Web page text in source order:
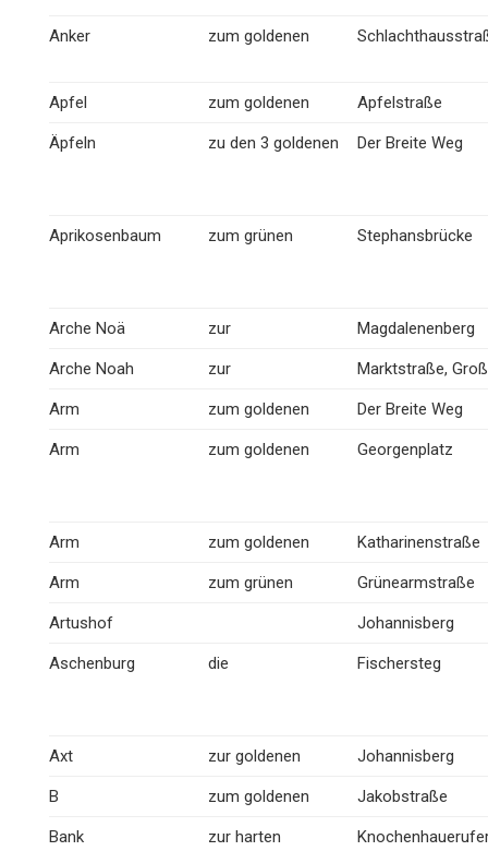
Anker zum goldenen
Apfel zum goldenen Apfelstraße
Äpfeln zu den 3 goldenen Der Breite Weg
Aprikosenbaum zum grünen Stephansbrücke
Arche Noä zur Magdalenenberg
Arche Noah zur Marktstraße,
Arm zum goldenen Der Breite Weg
Arm zum goldenen Georgenplatz
Arm zum goldenen Katharinenstraße
Arm zum grünen Grünearmstraße
Artushof Johannisberg
Aschenburg die Fischersteg
Axt zur goldenen Johannisberg
B zum goldenen Jakobstraße
Bank zur harten